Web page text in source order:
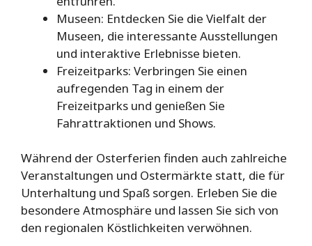
Museen: Entdecken Sie die Vielfalt der
Museen, die interessante Ausstellungen
und interaktive Erlebnisse bieten.
Freizeitparks: Verbringen Sie einen
aufregenden Tag in einem der
Freizeitparks und genießen Sie
Fahrattraktionen und Shows.
Während der Osterferien finden auch zahlreiche
Veranstaltungen und Ostermärkte statt, die für
Unterhaltung und Spaß sorgen. Erleben Sie die
besondere Atmosphäre und lassen Sie sich von
den regionalen Köstlichkeiten verwöhnen.